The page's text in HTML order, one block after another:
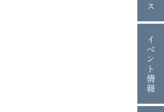
イベント情報